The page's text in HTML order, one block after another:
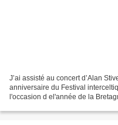
J’ai assisté au concert d’Alan
anniversaire du Festival
l'occasion d el'année de la